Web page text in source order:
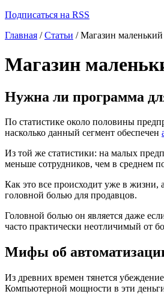
Подписаться на RSS
Главная /Статьи / Магазин
Магазин
Нужна ли программа
По статистике около половины
насколько данный сегмент обеспечен
Из той же статистики: на малых
меньше сотрудников, чем в среднем
Как это все происходит уже в жизни,
головной болью для продавцов.
Головной болью он является даже
часто практически неотличимый от
Мифы об
Из древних времен тянется
Компьютерной мощности в эти